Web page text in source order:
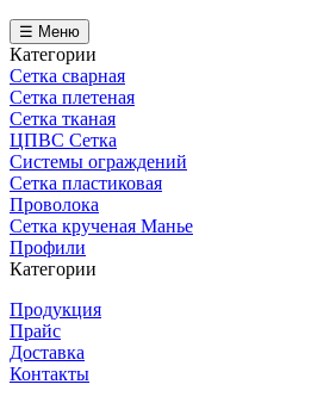
☰ Меню
Категории
Сетка сварная
Сетка плетеная
Сетка тканая
ЦПВС Сетка
Системы ограждений
Сетка пластиковая
Проволока
Сетка крученая Манье
Профили
Категории
Продукция
Прайс
Доставка
Контакты